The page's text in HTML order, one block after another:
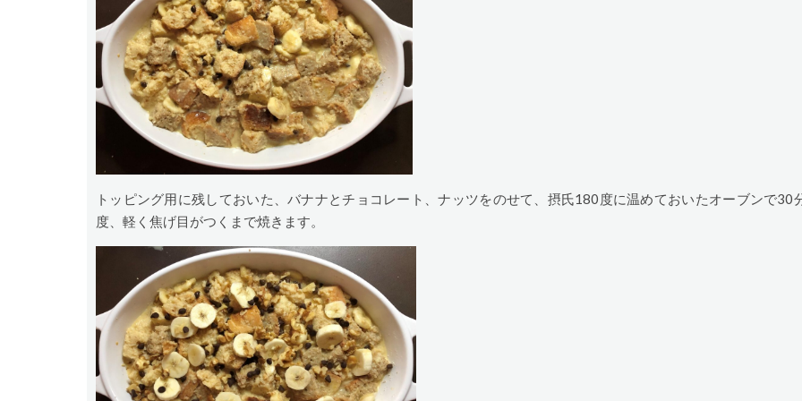
トッピング用に残しておいた、バナナとチョコレート、ナッツをのせて、摂氏180度に温めておいたオーブンで30
度、軽く焦げ目がつくまで焼きます。